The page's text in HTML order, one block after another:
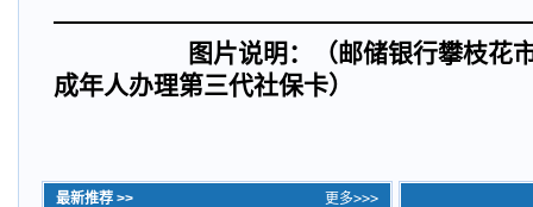
图片说明：（邮储银行攀枝花市
成年人办理第三代社保卡）
最新推荐 >> 更多>>>